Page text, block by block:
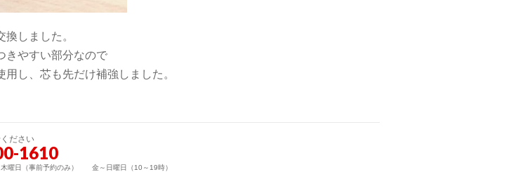
しました。
きやすい部分なので
用し、芯も先だけ補強しました。
ださい
1610
曜日（事前予約のみ） 金～日曜日（10～19時）